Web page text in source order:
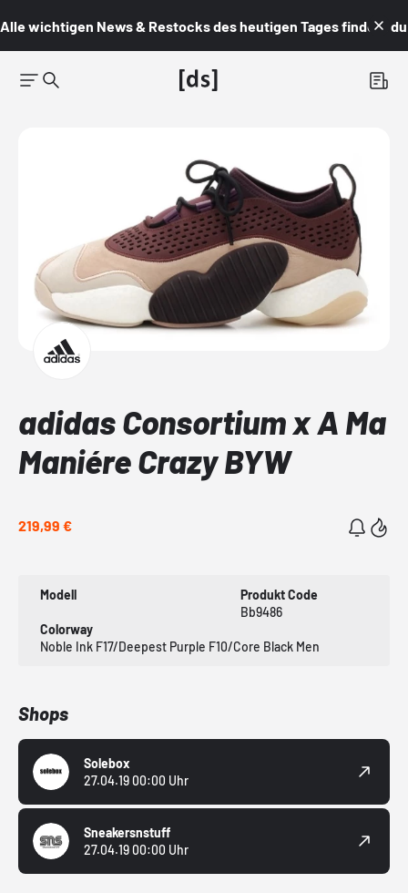
Alle wichtigen News & Restocks des heutigen Tages findest du
adidas Consortium x A Ma
Maniére Crazy BYW
219,99 €
Modell
Produkt Code
Bb9486
Colorway
Noble Ink F17/Deepest Purple F10/Core Black Men
Shops
Solebox
27.04.19 00:00 Uhr
Sneakersnstuff
27.04.19 00:00 Uhr